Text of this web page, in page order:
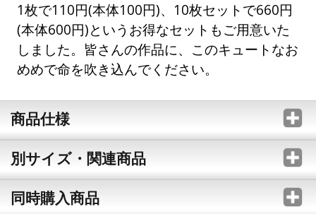
1枚で110円(本体100円)、10枚セットで660円
(本体600円)というお得なセットもご用意いた
しました。皆さんの作品に、このキュートなお
めめで命を吹き込んでください。
商品仕様
別サイズ・関連商品
同時購入商品